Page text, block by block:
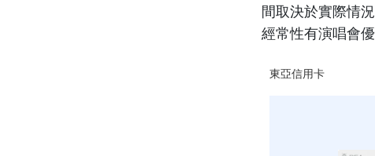
間取決於實際情
經常性有演唱會
東亞信用卡